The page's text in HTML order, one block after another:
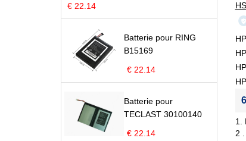
€ 22.14
Batterie pour RING
B15169
€ 22.14
Batterie pour
TECLAST 30100140
€ 22.14
1.
2